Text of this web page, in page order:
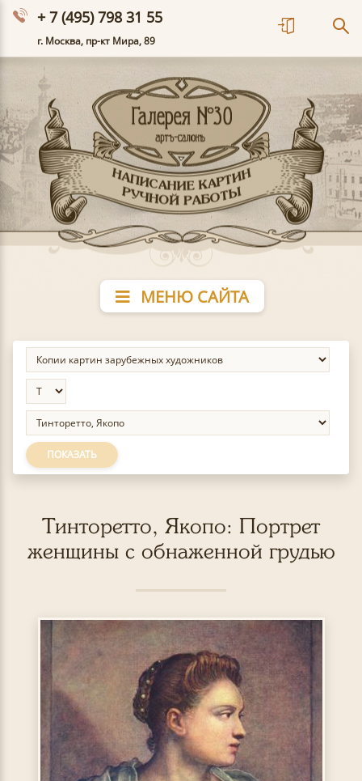
+ 7 (495) 798 31 55
г. Москва, пр-кт Мира, 89
МЕНЮ САЙТА
ПОКАЗАТЬ
Тинторетто, Якопо: Портрет
женщины с обнаженной грудью